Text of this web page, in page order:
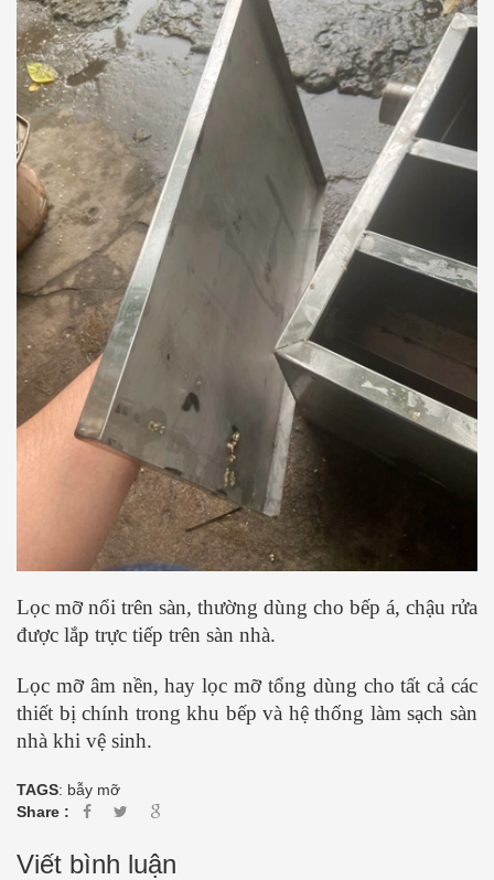
Lọc mỡ nổi trên sàn, thường dùng cho bếp á, chậu rửa
được lắp trực tiếp trên sàn nhà.
Lọc mỡ âm nền, hay lọc mỡ tổng dùng cho tất cả các
thiết bị chính trong khu bếp và hệ thống làm sạch sàn
nhà khi vệ sinh.
TAGS: bẫy mỡ
Share :
Viết bình luận